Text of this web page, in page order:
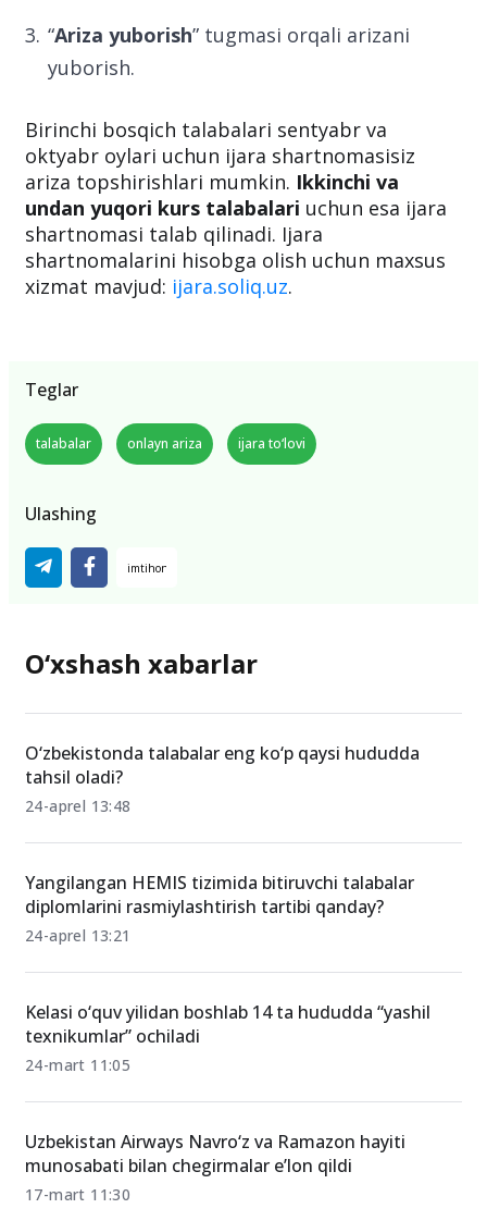
“Ariza yuborish” tugmasi orqali arizani
yuborish.
Birinchi bosqich talabalari sentyabr va
oktyabr oylari uchun ijara shartnomasisiz
ariza topshirishlari mumkin. Ikkinchi va
undan yuqori kurs talabalari uchun esa ijara
shartnomasi talab qilinadi. Ijara
shartnomalarini hisobga olish uchun maxsus
xizmat mavjud: ijara.soliq.uz.
Teglar
talabalar onlayn ariza ijara to‘lovi
Ulashing
O‘xshash xabarlar
O‘zbekistonda talabalar eng ko‘p qaysi hududda
tahsil oladi?
24-aprel 13:48
Yangilangan HEMIS tizimida bitiruvchi talabalar
diplomlarini rasmiylashtirish tartibi qanday?
24-aprel 13:21
Kelasi o‘quv yilidan boshlab 14 ta hududda “yashil
texnikumlar” ochiladi
24-mart 11:05
Uzbekistan Airways Navro‘z va Ramazon hayiti
munosabati bilan chegirmalar e’lon qildi
17-mart 11:30